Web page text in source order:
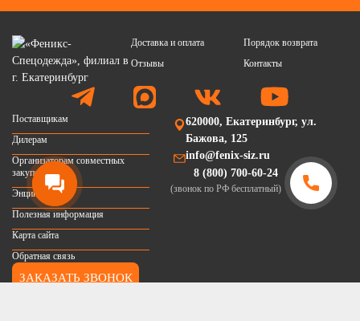
Доставка и оплата
Порядок возврата
Отзывы
Контакты
Поставщикам
Дилерам
Организаторам совместных
закупок
Энциклопедия
Полезная информация
Карта сайта
Обратная связь
620000, Екатеринбург, ул.
Бажова, 125
info@fenix-siz.ru
8 (800) 700-60-24
(звонок по РФ бесплатный)
ЗАКАЗАТЬ ЗВОНОК